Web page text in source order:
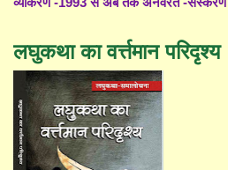
लघुकथा का वर्त्तमान परिदृश्य